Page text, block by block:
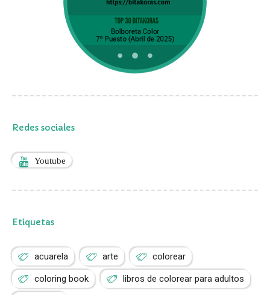
Redes sociales
Youtube
Etiquetas
acuarela arte colorear
coloring book libros de colorear para adultos